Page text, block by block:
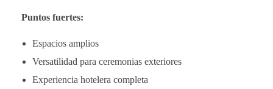
Puntos fuertes:
Espacios amplios
Versatilidad para ceremonias exteriores
Experiencia hotelera completa